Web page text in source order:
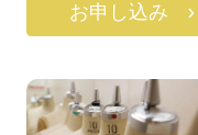
お申し込み